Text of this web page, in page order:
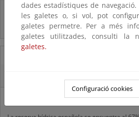
Real Decreto subvenciones adaptación
Inf. Pública RD medidas gestión riesgo
dades estadístiques de navegació.
les galetes o, si vol, pot
galetes permetre. Per a més
galetes utilitzades, consulti la
galetes.
Configuració cookies